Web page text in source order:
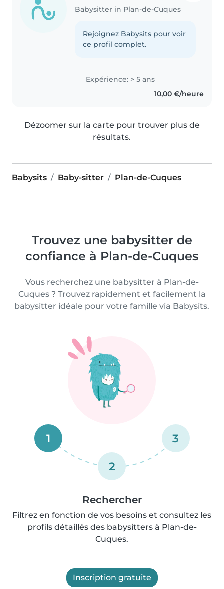
Babysitter in Plan-de-Cuques
Rejoignez Babysits pour voir
ce profil complet.
Expérience: > 5 ans
10,00 €/heure
Dézoomer sur la carte pour trouver plus de
résultats.
Babysits Baby-sitter Plan-de-Cuques
Trouvez une babysitter de
confiance à Plan-de-Cuques
Vous recherchez une babysitter à Plan-de-
Cuques ? Trouvez rapidement et facilement la
babysitter idéale pour votre famille via Babysits.
1
2
3
Rechercher
Filtrez en fonction de vos besoins et consultez les
profils détaillés des babysitters à Plan-de-
Cuques.
Inscription gratuite